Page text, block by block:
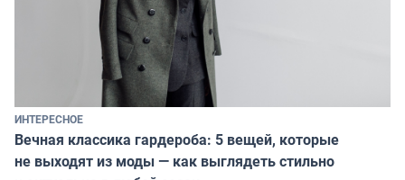
ИНТЕРЕСНОЕ
Вечная классика гардероба: 5 вещей, которые
не выходят из моды — как выглядеть стильно